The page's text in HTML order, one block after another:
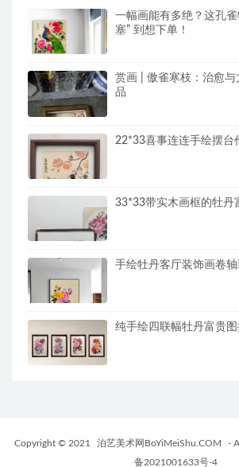
一幅画能有多绝？这孔
塞” 到想下单！
赏画 | 傲雀寒枝：治愈与
品
22*33喜事连连手绘摆台
33*33带实木画框的牡丹
手绘牡丹客厅装饰画卷轴
纯手绘四联幅牡丹富贵图
Copyright © 2021 泊艺美术网BoYiMeiShu.COM -
备2021001633号-4